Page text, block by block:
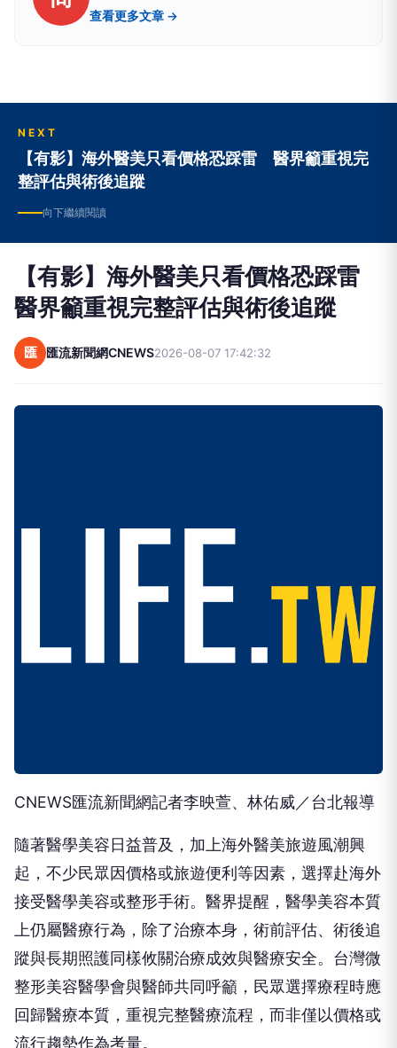
查看更多文章 →
NEXT
【有影】海外醫美只看價格恐踩雷 醫界籲重視完
整評估與術後追蹤
向下繼續閱讀
【有影】海外醫美只看價格恐踩雷
醫界籲重視完整評估與術後追蹤
匯 匯流新聞網CNEWS2026-08-07 17:42:32
CNEWS匯流新聞網記者李映萱、林佑威／台北報導
隨著醫學美容日益普及，加上海外醫美旅遊風潮興
起，不少民眾因價格或旅遊便利等因素，選擇赴海外
接受醫學美容或整形手術。醫界提醒，醫學美容本質
上仍屬醫療行為，除了治療本身，術前評估、術後追
蹤與長期照護同樣攸關治療成效與醫療安全。台灣微
整形美容醫學會與醫師共同呼籲，民眾選擇療程時應
回歸醫療本質，重視完整醫療流程，而非僅以價格或
流行趨勢作為考量。